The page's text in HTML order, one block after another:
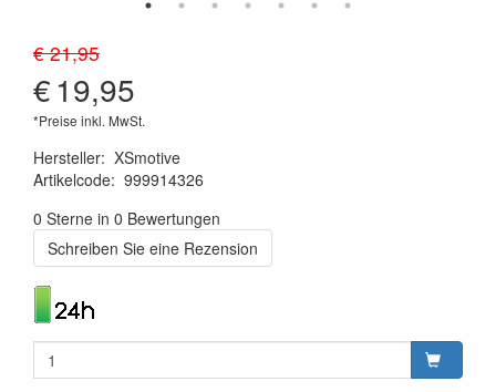
€ 21,95
€19,95
*Preise inkl. MwSt.
Hersteller: XSmotive
Artikelcode: 999914326
0 Sterne in 0 Bewertungen
Schreiben Sie eine Rezension